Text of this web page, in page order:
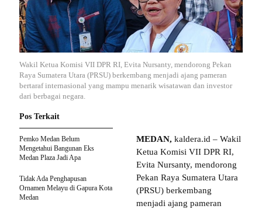
Wakil Ketua Komisi VII DPR RI, Evita Nursanty, mendorong Pekan
Raya Sumatera Utara (PRSU) berkembang menjadi ajang pameran
bertaraf internasional yang mampu menarik wisatawan dan investor
dari berbagai negara.
MEDAN, kaldera.id – Wakil
Ketua Komisi VII DPR RI,
Evita Nursanty, mendorong
Pekan Raya Sumatera Utara
(PRSU) berkembang
menjadi ajang pameran
Pos Terkait
Pemko Medan Belum
Mengetahui Bangunan Eks
Medan Plaza Jadi Apa
Tidak Ada Penghapusan
Ornamen Melayu di Gapura Kota
Medan